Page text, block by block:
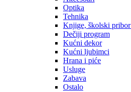
Optika
Tehnika
Knjige, školski
Dečiji program
Kućni dekor
Kućni ljubimci
Hrana i piće
Usluge
Zabava
Ostalo